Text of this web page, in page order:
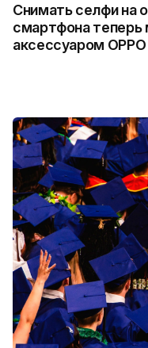
Снимать селфи на
смартфона теперь
аксессуаром